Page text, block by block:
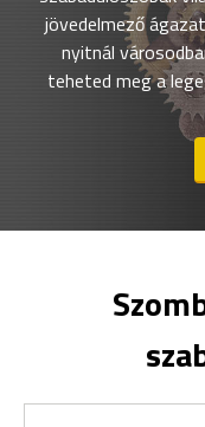
jövedelmező
nyitnál
teheted meg a